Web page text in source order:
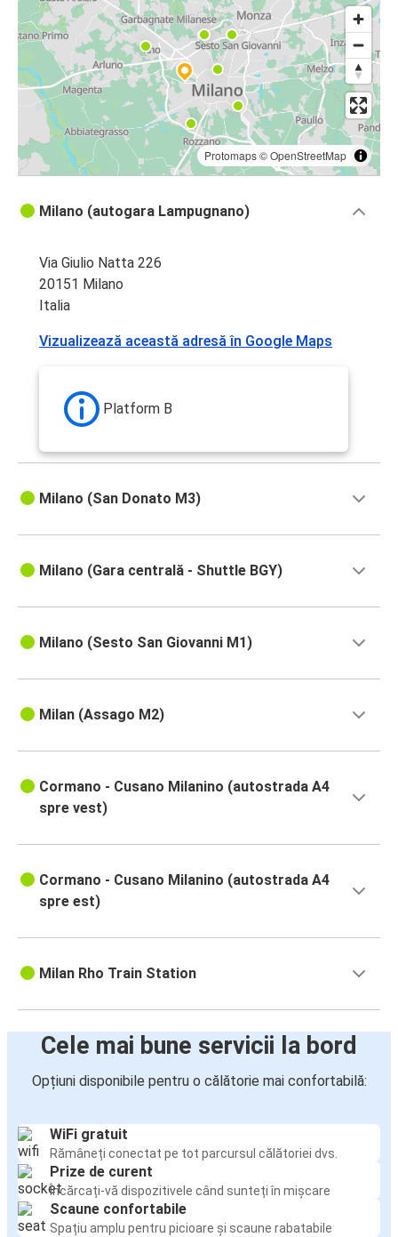
Protomaps©OpenStreetMap
Milano (autogara Lampugnano)
Via Giulio Natta 226
20151 Milano
Italia
Vizualizează această adresă în Google Maps
Platform B
Milano (San Donato M3)
Milano (Gara centrală - Shuttle BGY)
Milano (Sesto San Giovanni M1)
Milan (Assago M2)
Cormano - Cusano Milanino (autostrada A4
spre vest)
Cormano - Cusano Milanino (autostrada A4
spre est)
Milan Rho Train Station
Cele mai bune servicii la bord
Opțiuni disponibile pentru o călătorie mai confortabilă:
WiFi gratuit
Rămâneți conectat pe tot parcursul călătoriei dvs.
Prize de curent
Încărcați-vă dispozitivele când sunteți în mișcare
Scaune confortabile
Spațiu amplu pentru picioare și scaune rabatabile